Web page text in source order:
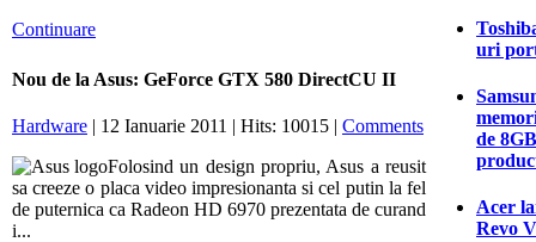
Continuare
Nou de la Asus: GeForce GTX 580 DirectCU II
Hardware | 12 Ianuarie 2011 | Hits: 10015 | Comments
Folosind un design propriu, Asus a reusit
sa creeze o placa video impresionanta si cel putin la fel
de puternica ca Radeon HD 6970 prezentata de curand
i...
uri
de
Acer
Revo